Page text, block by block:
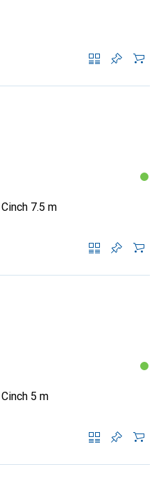
7.5 m
5 m